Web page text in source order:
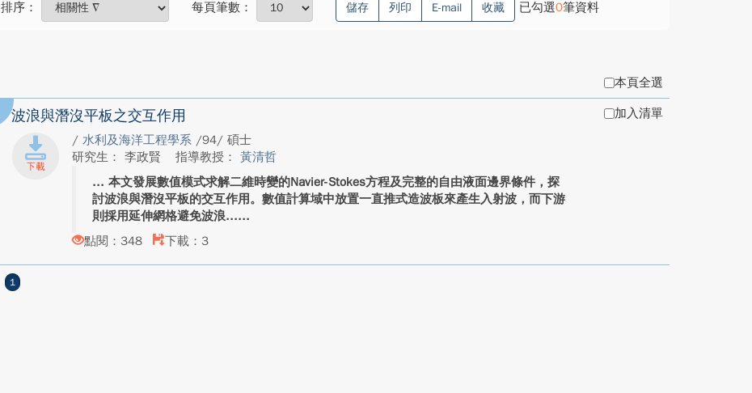
排序： 每頁筆數： 儲存 列印 E-mail 收藏 已勾選0筆資料
本頁全選
波浪與潛沒平板之交互作用
/ 水利及海洋工程學系 /94/ 碩士
研究生： 李政賢
指導教授： 黃清哲
本文發展數值模式求解二維時變的Navier-Stokes方程及完整的自由液面邊界條件，探
討波浪與潛沒平板的交互作用。數值計算域中放置一直推式造波板來產生入射波，而下游
則採用延伸網格避免波浪...
點閱：348
下載：3
加入清單
1